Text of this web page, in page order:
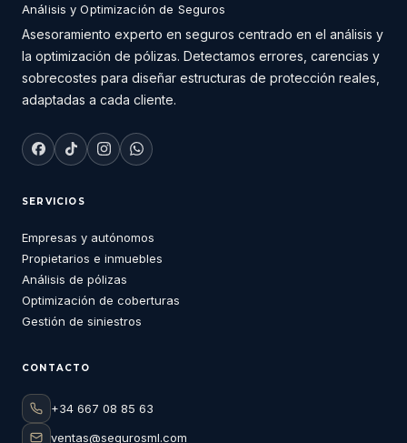
Análisis y Optimización de Seguros
Asesoramiento experto en seguros centrado en el análisis y
la optimización de pólizas. Detectamos errores, carencias y
sobrecostes para diseñar estructuras de protección reales,
adaptadas a cada cliente.
SERVICIOS
Empresas y autónomos
Propietarios e inmuebles
Análisis de pólizas
Optimización de coberturas
Gestión de siniestros
CONTACTO
+34 667 08 85 63
ventas@segurosml.com